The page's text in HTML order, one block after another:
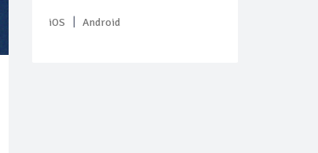
iOS | Android